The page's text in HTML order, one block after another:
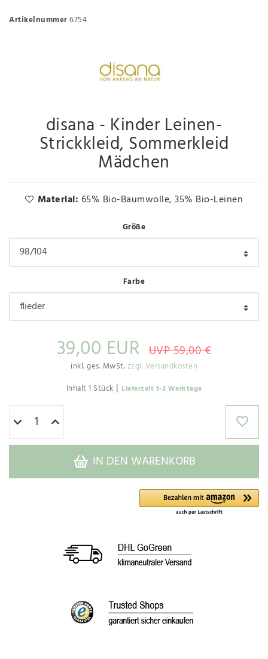
Artikelnummer6754
disana - Kinder Leinen-
Strickkleid, Sommerkleid
Mädchen
Material: 65% Bio-Baumwolle, 35% Bio-Leinen
Größe
Farbe
39,00 EUR UVP 59,00 €
inkl. ges. MwSt.zzgl. Versandkosten
Inhalt1 Stück | Lieferzeit 1-3 Werktage
IN DEN WARENKORB